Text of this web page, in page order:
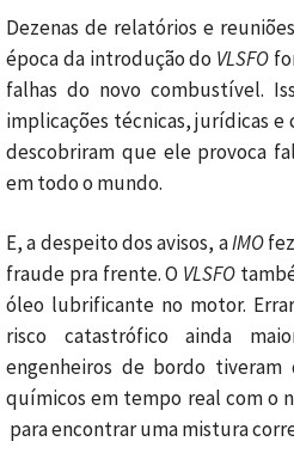
Dezenas de relatórios e
época da introdução do VLSFO
falhas do novo combustível.
implicações técnicas, jurídicas e
descobriram que ele provoca
em todo o mundo.
E, a despeito dos avisos, aIMO
fraude pra frente. O VLSFO
óleo lubrificante no motor.
risco catastrófico ainda
engenheiros de bordo tiveram
químicos em tempo real com o
para encontrar uma mistura